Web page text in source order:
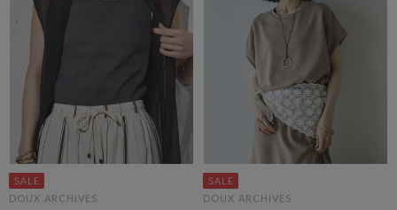
DOUX ARCHIVES DOUX ARCHIVES